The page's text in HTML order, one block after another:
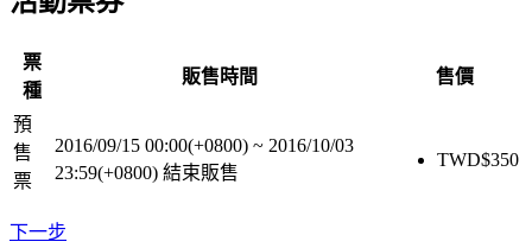
票
種
販售時間 售價
預
售
票
2016/09/15 00:00(+0800) ~ 2016/10/03
23:59(+0800) 結束販售
TWD$350
下一步